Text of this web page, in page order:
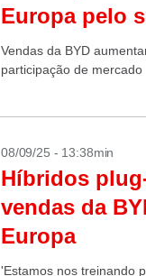
Europa pelo
Vendas da BYD
participação de mercado
08/09/25 - 13:38min
Híbridos
vendas da
Europa
'Estamos nos treinando